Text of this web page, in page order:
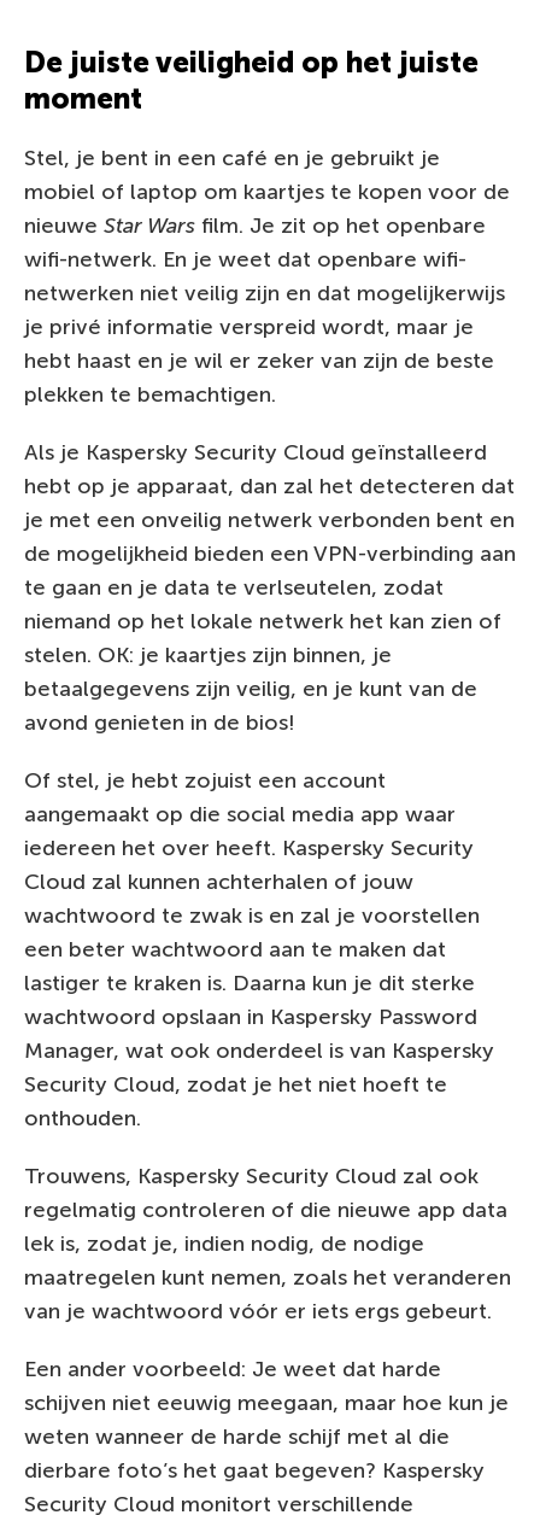
De juiste veiligheid op het juiste
moment
Stel, je bent in een café en je gebruikt je
mobiel of laptop om kaartjes te kopen voor de
nieuwe Star Wars film. Je zit op het openbare
wifi-netwerk. En je weet dat openbare wifi-
netwerken niet veilig zijn en dat mogelijkerwijs
je privé informatie verspreid wordt, maar je
hebt haast en je wil er zeker van zijn de beste
plekken te bemachtigen.
Als je Kaspersky Security Cloud geïnstalleerd
hebt op je apparaat, dan zal het detecteren dat
je met een onveilig netwerk verbonden bent en
de mogelijkheid bieden een VPN-verbinding aan
te gaan en je data te verlseutelen, zodat
niemand op het lokale netwerk het kan zien of
stelen. OK: je kaartjes zijn binnen, je
betaalgegevens zijn veilig, en je kunt van de
avond genieten in de bios!
Of stel, je hebt zojuist een account
aangemaakt op die social media app waar
iedereen het over heeft. Kaspersky Security
Cloud zal kunnen achterhalen of jouw
wachtwoord te zwak is en zal je voorstellen
een beter wachtwoord aan te maken dat
lastiger te kraken is. Daarna kun je dit sterke
wachtwoord opslaan in Kaspersky Password
Manager, wat ook onderdeel is van Kaspersky
Security Cloud, zodat je het niet hoeft te
onthouden.
Trouwens, Kaspersky Security Cloud zal ook
regelmatig controleren of die nieuwe app data
lek is, zodat je, indien nodig, de nodige
maatregelen kunt nemen, zoals het veranderen
van je wachtwoord vóór er iets ergs gebeurt.
Een ander voorbeeld: Je weet dat harde
schijven niet eeuwig meegaan, maar hoe kun je
weten wanneer de harde schijf met al die
dierbare foto’s het gaat begeven? Kaspersky
Security Cloud monitort verschillende